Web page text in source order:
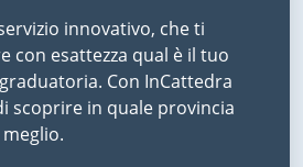
innovativo, che ti
con esattezza qual è il tuo
Con InCattedra
scoprire in quale provincia